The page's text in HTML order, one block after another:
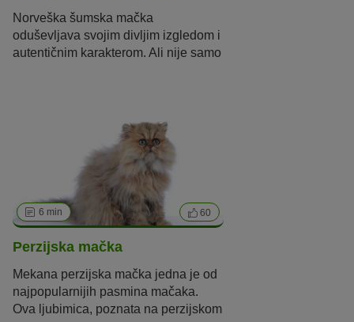
Norveška šumska mačka
oduševljava svojim divljim izgledom i
autentičnim karakterom. Ali nije samo
6 min 60
Perzijska mačka
Mekana perzijska mačka jedna je od
najpopularnijih pasmina mačaka.
Ova ljubimica, poznata na perzijskom